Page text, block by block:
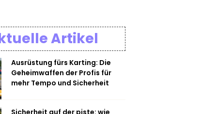
Artikel
Ausrüstung fürs Karting: Die
Geheimwaffen der Profis für
mehr Tempo und Sicherheit
Sicherheit auf der piste: wie